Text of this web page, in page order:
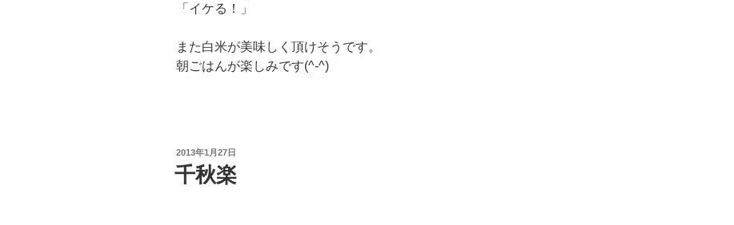
「イケる！」
また白米が美味しく頂けそうです。
朝ごはんが楽しみです(^-^)
投
稿
日:
2013年1月27日
千秋楽